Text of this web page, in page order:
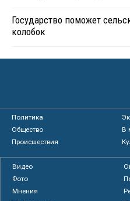
Государство поможет
колобок
Политика
Общество
В
Происшествия
Видео
Фото
Мнения